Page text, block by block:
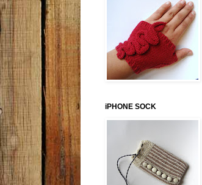
iPHONE SOCK